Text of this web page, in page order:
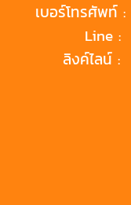
เบอร์โทรศัพท์ :
Line :
ลิงค์ไลน์ :